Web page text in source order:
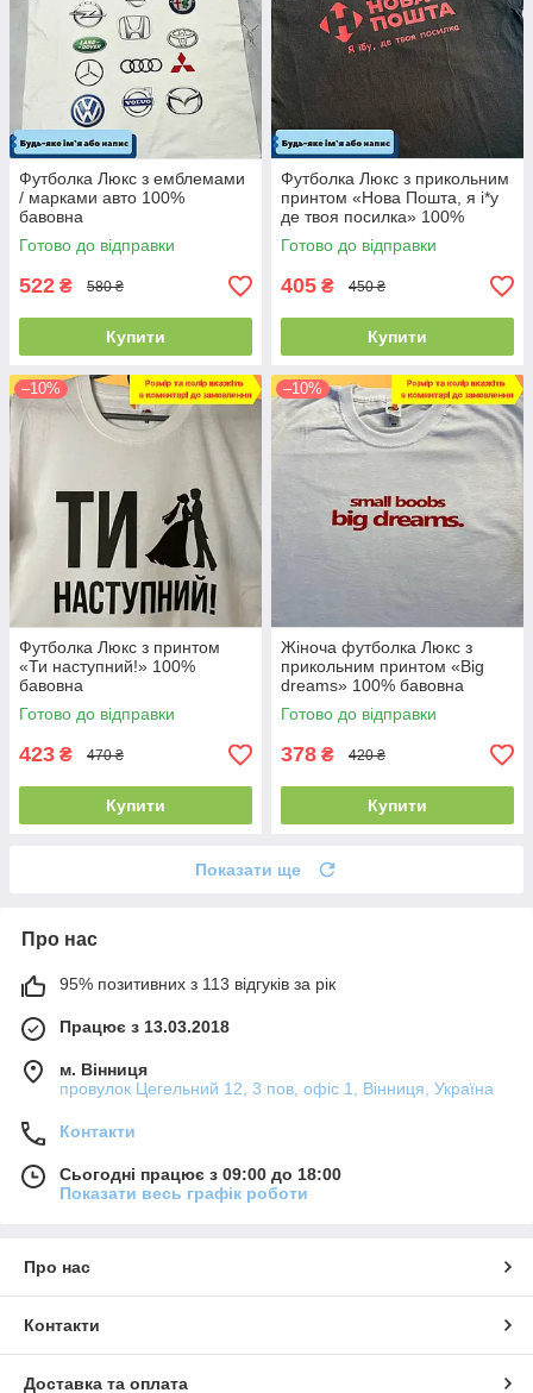
Футболка Люкс з емблемами
/ марками авто 100%
бавовна
Готово до відправки
522 ₴ 580 ₴
Купити
Футболка Люкс з прикольним
принтом «Нова Пошта, я і*у
де твоя посилка» 100%
бавовна
Готово до відправки
405 ₴ 450 ₴
Купити
–10%
Футболка Люкс з принтом
«Ти наступний!» 100%
бавовна
Готово до відправки
423 ₴ 470 ₴
Купити
–10%
Жіноча футболка Люкс з
прикольним принтом «Big
dreams» 100% бавовна
Готово до відправки
378 ₴ 420 ₴
Купити
Показати ще
Про нас
95% позитивних з 113 відгуків за рік
Працює з 13.03.2018
м. Вінниця
провулок Цегельний 12, 3 пов, офіс 1, Вінниця, Україна
Контакти
Сьогодні працює з 09:00 до 18:00
Показати весь графік роботи
Про нас
Контакти
Доставка та оплата